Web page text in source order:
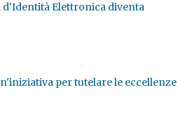
d'Identità Elettronica diventa
per tutelare le eccellenze